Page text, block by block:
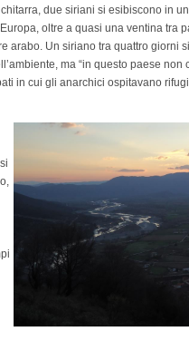
due siriani si esibiscono in
oltre a quasi una ventina tra
arabo. Un siriano tra quattro giorni
ma “in questo paese non
in cui gli anarchici ospitavano